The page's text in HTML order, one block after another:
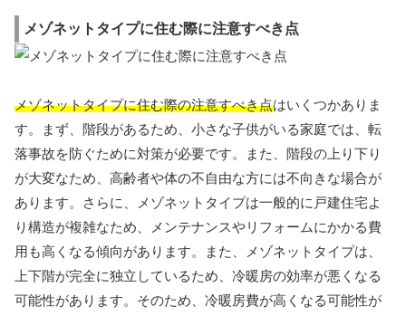
メゾネットタイプに住む際に注意すべき点
メゾネットタイプに住む際の注意すべき点はいくつかありま
す。まず、階段があるため、小さな子供がいる家庭では、転
落事故を防ぐために対策が必要です。また、階段の上り下り
が大変なため、高齢者や体の不自由な方には不向きな場合が
あります。さらに、メゾネットタイプは一般的に戸建住宅よ
り構造が複雑なため、メンテナンスやリフォームにかかる費
用も高くなる傾向があります。また、メゾネットタイプは、
上下階が完全に独立しているため、冷暖房の効率が悪くなる
可能性があります。そのため、冷暖房費が高くなる可能性が